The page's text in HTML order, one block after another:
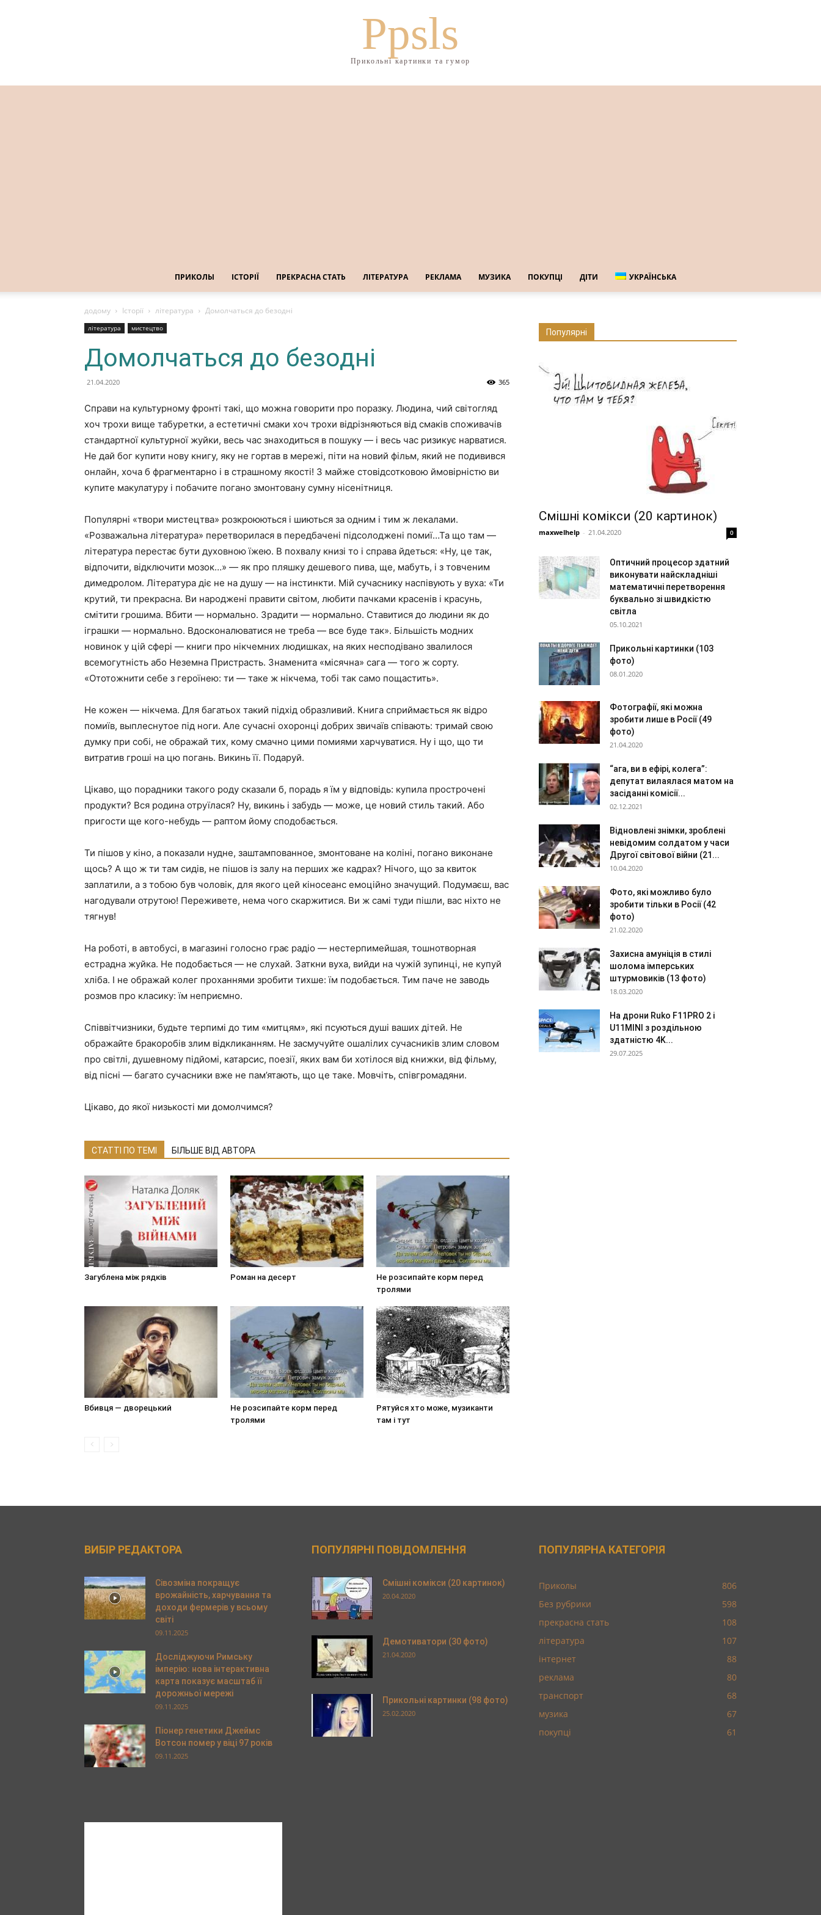
Ppsls
Прикольні картинки та гумор
ПРИКОЛЫ ІСТОРІЇ ПРЕКРАСНА СТАТЬ ЛІТЕРАТУРА РЕКЛАМА МУЗИКА ПОКУПЦІ ДІТИ УКРАЇНСЬКА
додому Історії література Домолчаться до безодні
література мистецтво
Домолчаться до безодні
21.04.2020 365
Справи на культурному фронті такі, що можна говорити про поразку. Людина, чий світогляд
хоч трохи вище табуретки, а естетичні смаки хоч трохи відрізняються від смаків споживачів
стандартної культурної жуйки, весь час знаходиться в пошуку — і весь час ризикує нарватися.
Не дай бог купити нову книгу, яку не гортав в мережі, піти на новий фільм, який не подивився
онлайн, хоча б фрагментарно і в страшному якості! З майже стовідсотковою ймовірністю ви
купите макулатуру і побачите погано змонтовану сумну нісенітниця.
Популярні «твори мистецтва» розкроюються і шиються за одним і тим ж лекалами.
«Розважальна література» перетворилася в передбачені підсолоджені помиї…Та що там —
література перестає бути духовною їжею. В похвалу книзі то і справа йдеться: «Ну, це так,
відпочити, відключити мозок…» — як про пляшку дешевого пива, ще, мабуть, і з товченим
димедролом. Література діє не на душу — на інстинкти. Мій сучаснику наспівують у вуха: «Ти
крутий, ти прекрасна. Ви народжені правити світом, любити пачками красенів і красунь,
смітити грошима. Вбити — нормально. Зрадити — нормально. Ставитися до людини як до
іграшки — нормально. Вдосконалюватися не треба — все буде так». Більшість модних
новинок у цій сфері — книги про нікчемних людишках, на яких несподівано звалилося
всемогутність або Неземна Пристрасть. Знаменита «місячна» сага — того ж сорту.
«Ототожнити себе з героїнею: ти — таке ж нікчема, тобі так само пощастить».
Не кожен — нікчема. Для багатьох такий підхід образливий. Книга сприймається як відро
помиїв, выплеснутое під ноги. Але сучасні охоронці добрих звичаїв співають: тримай свою
думку при собі, не ображай тих, кому смачно цими помиями харчуватися. Ну і що, що ти
витратив гроші на цю погань. Викинь її. Подаруй.
Цікаво, що порадники такого роду сказали б, порадь я їм у відповідь: купила прострочені
продукти? Вся родина отруїлася? Ну, викинь і забудь — може, це новий стиль такий. Або
пригости ще кого-небудь — раптом йому сподобається.
Ти пішов у кіно, а показали нудне, заштампованное, змонтоване на коліні, погано виконане
щось? А що ж ти там сидів, не пішов із залу на перших же кадрах? Нічого, що за квиток
заплатили, а з тобою був чоловік, для якого цей кіносеанс емоційно значущий. Подумаєш, вас
нагодували отрутою! Переживете, нема чого скаржитися. Ви ж самі туди пішли, вас ніхто не
тягнув!
На роботі, в автобусі, в магазині голосно грає радіо — нестерпимейшая, тошнотворная
естрадна жуйка. Не подобається — не слухай. Заткни вуха, вийди на чужій зупинці, не купуй
хліба. І не ображай колег проханнями зробити тихше: їм подобається. Тим паче не заводь
розмов про класику: їм неприємно.
Співвітчизники, будьте терпимі до тим «митцям», які псуються душі ваших дітей. Не
ображайте бракоробів злим відкликанням. Не засмучуйте ошалілих сучасників злим словом
про світлі, душевному підйомі, катарсис, поезії, яких вам би хотілося від книжки, від фільму,
від пісні — багато сучасники вже не пам’ятають, що це таке. Мовчіть, співгромадяни.
Цікаво, до якої низькості ми домолчимся?
СТАТТІ ПО ТЕМІ БІЛЬШЕ ВІД АВТОРА
Загублена між рядків Роман на десерт
Не розсипайте корм перед
тролями
Вбивця — дворецький
Не розсипайте корм перед
тролями
Рятуйся хто може, музиканти
там і тут
Популярні
Смішні комікси (20 картинок)
maxwelhelp - 21.04.2020 0
Оптичний процесор здатний
виконувати найскладніші
математичні перетворення
буквально зі швидкістю
світла
05.10.2021
Прикольні картинки (103
фото)
08.01.2020
Фотографії, які можна
зробити лише в Росії (49
фото)
21.04.2020
“ага, ви в ефірі, колега”:
депутат вилаялася матом на
засіданні комісії...
02.12.2021
Відновлені знімки, зроблені
невідомим солдатом у часи
Другої світової війни (21...
10.04.2020
Фото, які можливо було
зробити тільки в Росії (42
фото)
21.02.2020
Захисна амуніція в стилі
шолома імперських
штурмовиків (13 фото)
18.03.2020
На дрони Ruko F11PRO 2 і
U11MINI з роздільною
здатністю 4K...
29.07.2025
ВИБІР РЕДАКТОРА
Сівозміна покращує
врожайність, харчування та
доходи фермерів у всьому
світі
09.11.2025
Досліджуючи Римську
імперію: нова інтерактивна
карта показує масштаб її
дорожньої мережі
09.11.2025
Піонер генетики Джеймс
Вотсон помер у віці 97 років
09.11.2025
ПОПУЛЯРНІ ПОВІДОМЛЕННЯ
Смішні комікси (20 картинок)
20.04.2020
Демотиватори (30 фото)
21.04.2020
Прикольні картинки (98 фото)
25.02.2020
ПОПУЛЯРНА КАТЕГОРІЯ
Приколы
806
Без рубрики
598
прекрасна стать
108
література
107
інтернет
88
реклама
80
транспорт
68
музика
67
покупці
61